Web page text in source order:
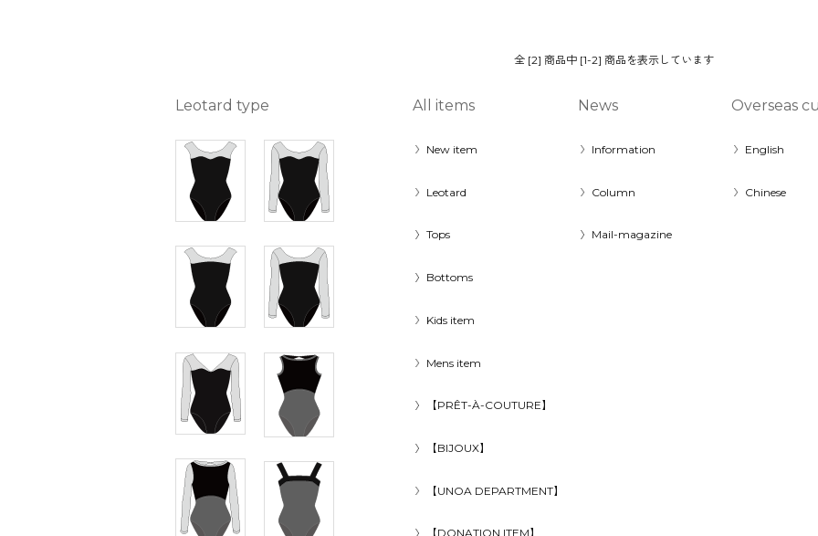
全 [2] 商品中 [1-2] 商品を表示しています
Leotard type All items
New item
Leotard
Tops
Bottoms
Kids item
Mens item
【PRÊT-À-COUTURE】
【BIJOUX】
【UNOA DEPARTMENT】
News
Information
Column
Mail-magazine
Overseas
English
Chinese